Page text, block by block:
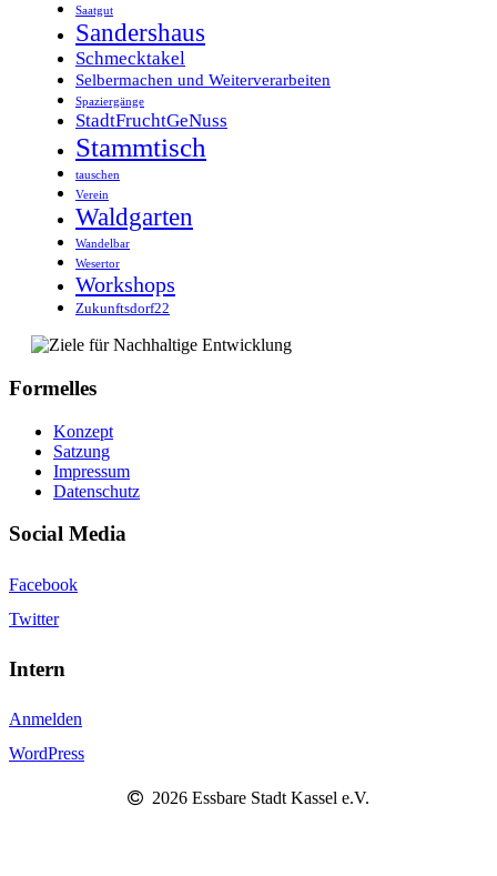
Saatgut
Sandershaus
Schmecktakel
Selbermachen und Weiterverarbeiten
Spaziergänge
StadtFruchtGeNuss
Stammtisch
tauschen
Verein
Waldgarten
Wandelbar
Wesertor
Workshops
Zukunftsdorf22
Formelles
Konzept
Satzung
Impressum
Datenschutz
Social Media
Facebook
Twitter
Intern
Anmelden
WordPress
2026 Essbare Stadt Kassel e.V.